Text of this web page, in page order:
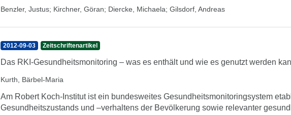
Benzler, Justus; Kirchner, Göran; Diercke, Michaela; Gilsdorf, Andreas
2012-09-03 Zeitschriftenartikel
Das RKI-Gesundheitsmonitoring – was es enthält und wie es genutzt werden
Kurth, Bärbel-Maria
Am Robert Koch-Institut ist ein bundesweites Gesundheitsmonitoringsystem
Gesundheitszustands und –verhaltens der Bevölkerung sowie relevanter